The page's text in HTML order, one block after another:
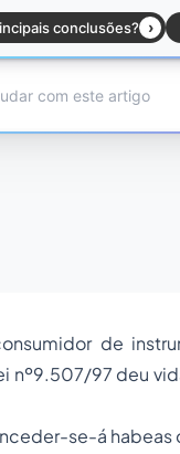
de
nº9.507/97 deu
se-á habeas